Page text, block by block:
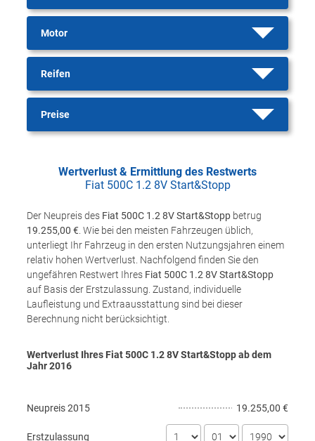
Motor
Reifen
Preise
Wertverlust & Ermittlung des Restwerts
Fiat 500C 1.2 8V Start&Stopp
Der Neupreis des Fiat 500C 1.2 8V Start&Stopp betrug
19.255,00 € . Wie bei den meisten Fahrzeugen üblich,
unterliegt Ihr Fahrzeug in den ersten Nutzungsjahren einem
relativ hohen Wertverlust. Nachfolgend finden Sie den
ungefähren Restwert Ihres Fiat 500C 1.2 8V Start&Stopp
auf Basis der Erstzulassung. Zustand, individuelle
Laufleistung und Extraausstattung sind bei dieser
Berechnung nicht berücksichtigt.
Wertverlust Ihres Fiat 500C 1.2 8V Start&Stopp ab dem
Jahr2016
Neupreis2015 19.255,00 €
Erstzulassung